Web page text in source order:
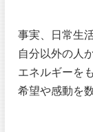
事実、日常生
自分以外の人
エネルギーを
希望や感動を